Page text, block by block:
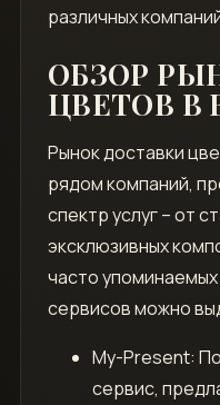
различных
ОБЗОР
ЦВЕТОВ В
Рынок доставки
рядом компаний,
спектр услуг – от
эксклюзивных
часто
сервисов можно
My-Present:
сервис,